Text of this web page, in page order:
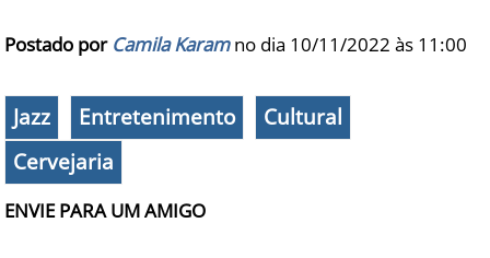
Postado por Camila Karamno dia 10/11/2022 às 11:00
Jazz Entretenimento
Cultural
Cervejaria
ENVIE PARA UM AMIGO